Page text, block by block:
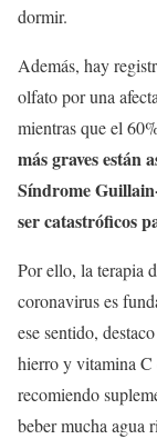
dormir.
Además, hay
olfato por una
mientras que el
más graves están
Síndrome
ser catastróficos
Por ello, la terapia
coronavirus es
ese sentido,
hierro y vitamina C
recomiendo
beber mucha agua